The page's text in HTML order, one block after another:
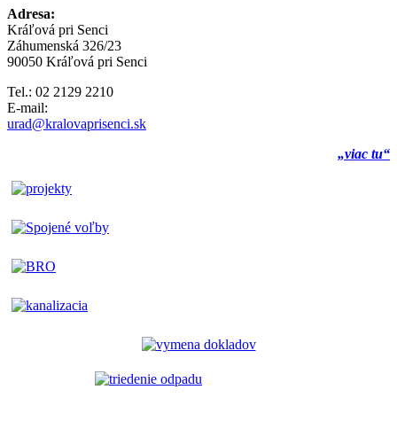
Adresa:
Kráľová pri Senci
Záhumenská 326/23
90050 Kráľová pri Senci
Tel.: 02 2129 2210
E-mail:
urad@kralovaprisenci.sk
„viac tu“